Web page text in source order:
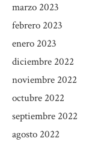
marzo 2023
febrero 2023
enero 2023
diciembre 2022
noviembre 2022
octubre 2022
septiembre 2022
agosto 2022